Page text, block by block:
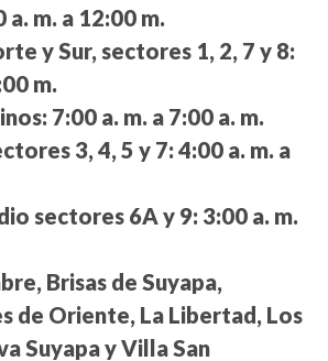
a. m. a 12:00 m.
y Sur, sectores 1, 2, 7 y 8:
m.
7:00 a. m. a 7:00 a. m.
3, 4, 5 y 7: 4:00 a. m. a
sectores 6A y 9: 3:00 a. m.
Brisas de Suyapa,
de Oriente, La Libertad, Los
Suyapa y Villa San